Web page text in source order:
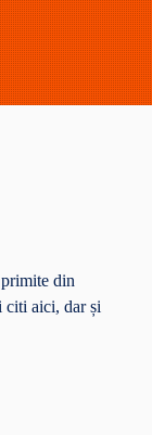
din
citi aici, dar și